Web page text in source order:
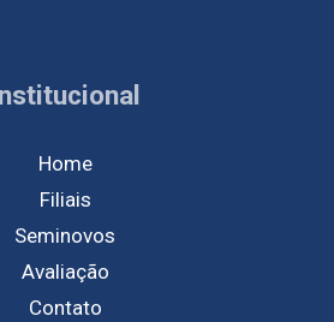
Home
Filiais
Seminovos
Avaliação
Contato